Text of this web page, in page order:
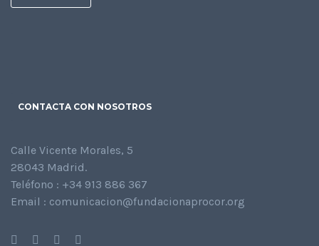
CONTACTA CON NOSOTROS
Calle Vicente Morales, 5
28043 Madrid.
Teléfono : +34 913 886 367
Email : comunicacion@fundacionaprocor.org